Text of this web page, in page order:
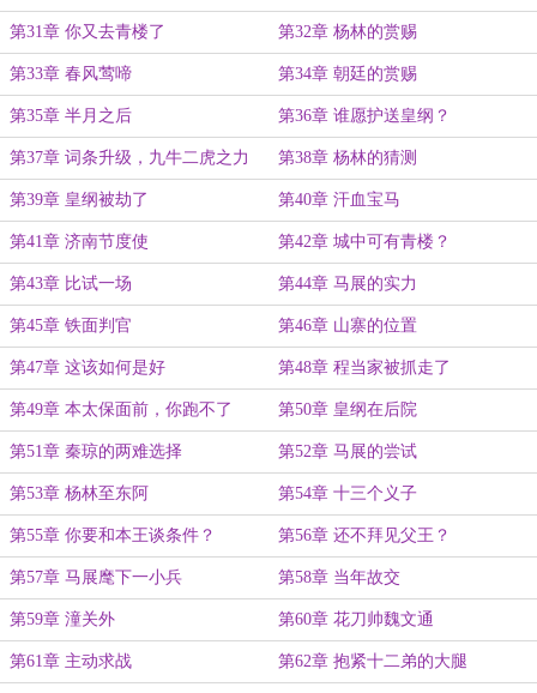
第31章 你又去青楼了 第32章 杨林的赏赐
第33章 春风莺啼 第34章 朝廷的赏赐
第35章 半月之后 第36章 谁愿护送皇纲？
第37章 词条升级，九牛二虎之力 第38章 杨林的猜测
第39章 皇纲被劫了 第40章 汗血宝马
第41章 济南节度使 第42章 城中可有青楼？
第43章 比试一场 第44章 马展的实力
第45章 铁面判官 第46章 山寨的位置
第47章 这该如何是好 第48章 程当家被抓走了
第49章 本太保面前，你跑不了 第50章 皇纲在后院
第51章 秦琼的两难选择 第52章 马展的尝试
第53章 杨林至东阿 第54章 十三个义子
第55章 你要和本王谈条件？ 第56章 还不拜见父王？
第57章 马展麾下一小兵 第58章 当年故交
第59章 潼关外 第60章 花刀帅魏文通
第61章 主动求战 第62章 抱紧十二弟的大腿